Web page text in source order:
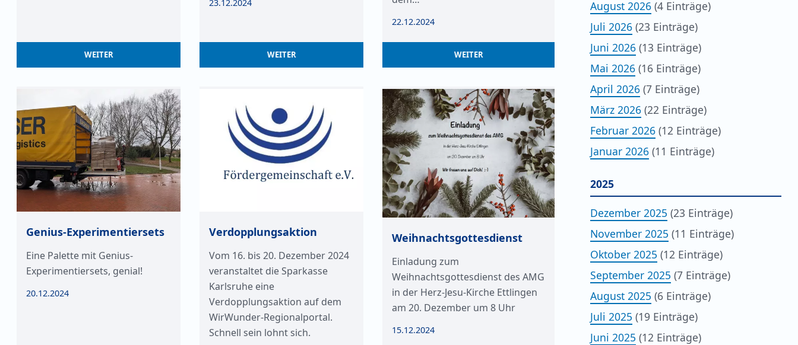
WEITER
23.12.2024
WEITER
22.12.2024
WEITER
Genius-Experimentiersets
Eine Palette mit Genius-
Experimentiersets, genial!
20.12.2024
Verdopplungsaktion
Vom 16. bis 20. Dezember 2024
veranstaltet die Sparkasse
Karlsruhe eine
Verdopplungsaktion auf dem
WirWunder-Regionalportal.
Schnell sein lohnt sich.
Weihnachtsgottesdienst
Einladung zum
Weihnachtsgottesdienst des AMG
in der Herz-Jesu-Kirche Ettlingen
am 20. Dezember um 8 Uhr
15.12.2024
August 2026 (4 Einträge)
Juli 2026 (23 Einträge)
Juni 2026 (13 Einträge)
Mai 2026 (16 Einträge)
April 2026 (7 Einträge)
März 2026 (22 Einträge)
Februar 2026 (12 Einträge)
Januar 2026 (11 Einträge)
2025
Dezember 2025 (23 Einträge)
November 2025 (11 Einträge)
Oktober 2025 (12 Einträge)
September 2025 (7 Einträge)
August 2025 (6 Einträge)
Juli 2025 (19 Einträge)
Juni 2025 (12 Einträge)